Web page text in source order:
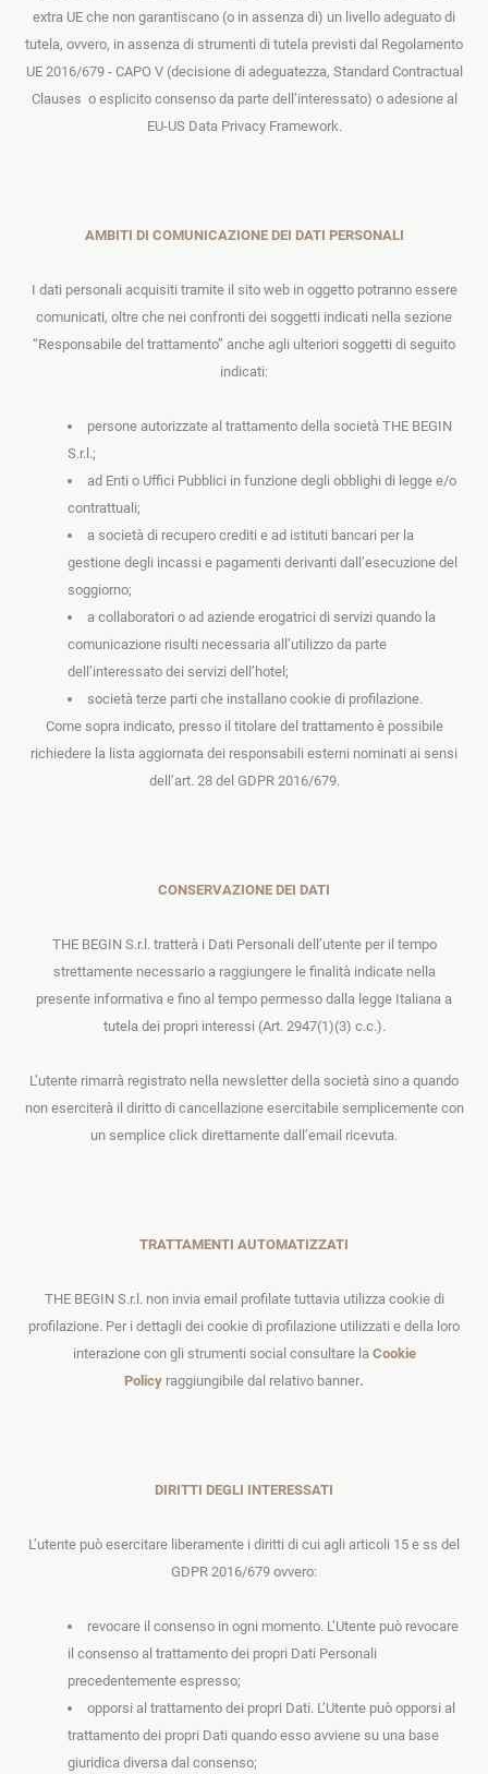
extra UE che non garantiscano (o in assenza di) un livello adeguato di
tutela, ovvero, in assenza di strumenti di tutela previsti dal Regolamento
UE 2016/679 - CAPO V (decisione di adeguatezza, Standard Contractual
Clauses o esplicito consenso da parte dell’interessato) o adesione al
EU-US Data Privacy Framework.
AMBITI DI COMUNICAZIONE DEI DATI PERSONALI
I dati personali acquisiti tramite il sito web in oggetto potranno essere
comunicati, oltre che nei confronti dei soggetti indicati nella sezione
“Responsabile del trattamento” anche agli ulteriori soggetti di seguito
indicati:
persone autorizzate al trattamento della società THE BEGIN
S.r.l.;
ad Enti o Uffici Pubblici in funzione degli obblighi di legge e/o
contrattuali;
a società di recupero crediti e ad istituti bancari per la
gestione degli incassi e pagamenti derivanti dall’esecuzione del
soggiorno;
a collaboratori o ad aziende erogatrici di servizi quando la
comunicazione risulti necessaria all’utilizzo da parte
dell’interessato dei servizi dell’hotel;
società terze parti che installano cookie di profilazione.
Come sopra indicato, presso il titolare del trattamento è possibile
richiedere la lista aggiornata dei responsabili esterni nominati ai sensi
dell’art. 28 del GDPR 2016/679.
CONSERVAZIONE DEI DATI
THE BEGIN S.r.l. tratterà i Dati Personali dell’utente per il tempo
strettamente necessario a raggiungere le finalità indicate nella
presente informativa e fino al tempo permesso dalla legge Italiana a
tutela dei propri interessi (Art. 2947(1)(3) c.c.).
L’utente rimarrà registrato nella newsletter della società sino a quando
non eserciterà il diritto di cancellazione esercitabile semplicemente con
un semplice click direttamente dall’email ricevuta.
TRATTAMENTI AUTOMATIZZATI
THE BEGIN S.r.l. non invia email profilate tuttavia utilizza cookie di
profilazione. Per i dettagli dei cookie di profilazione utilizzati e della loro
interazione con gli strumenti social consultare la Cookie
Policy raggiungibile dal relativo banner.
DIRITTI DEGLI INTERESSATI
L’utente può esercitare liberamente i diritti di cui agli articoli 15 e ss del
GDPR 2016/679 ovvero:
revocare il consenso in ogni momento. L’Utente può revocare
il consenso al trattamento dei propri Dati Personali
precedentemente espresso;
opporsi al trattamento dei propri Dati. L’Utente può opporsi al
trattamento dei propri Dati quando esso avviene su una base
giuridica diversa dal consenso;